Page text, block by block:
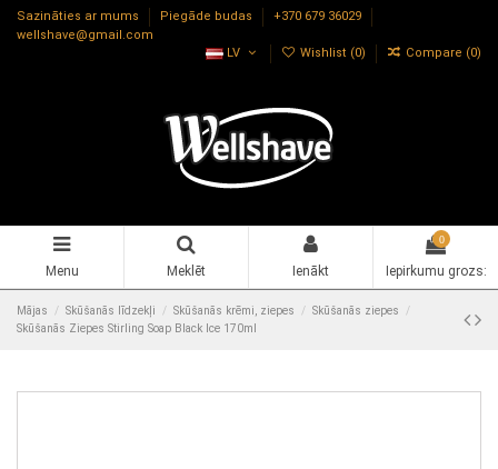
Sazināties ar mums Piegāde budas
+370 679 36029
wellshave@gmail.com
LV
Wishlist (0) Compare (0)
Menu Meklēt Ienākt
0
Iepirkumu grozs:
Mājas Skūšanās līdzekļi Skūšanās krēmi, ziepes
Skūšanās ziepes
Skūšanās Ziepes Stirling Soap Black Ice 170ml